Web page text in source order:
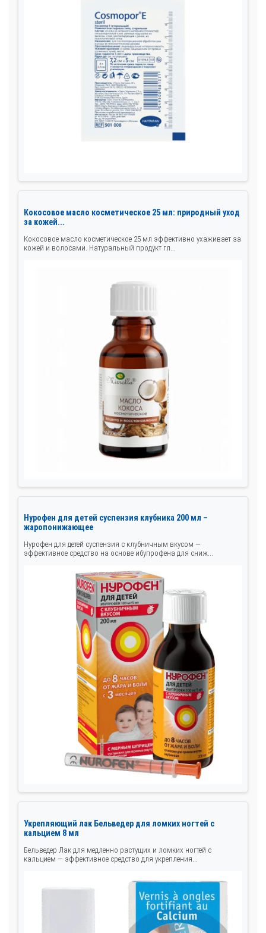
Кокосовое масло косметическое 25 мл: природный уход
за кожей...
Кокосовое масло косметическое 25 мл эффективно ухаживает за
кожей и волосами. Натуральный продукт гл...
Нурофен для детей суспензия клубника 200 мл –
жаропонижающее
Нурофен для детей суспензия с клубничным вкусом —
эффективное средство на основе ибупрофена для сниж...
Укрепляющий лак Бельведер для ломких ногтей с
кальцием 8 мл
Бельведер Лак для медленно растущих и ломких ногтей с
кальцием — эффективное средство для укрепления...